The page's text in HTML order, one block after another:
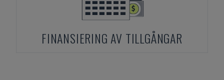
FINANSIERING AV TILLGÅNGAR